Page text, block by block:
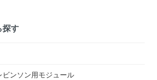
探す
ビンソン用モジュール